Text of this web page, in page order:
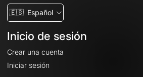
🇪🇸 Español
Inicio de sesión
Crear una cuenta
Iniciar sesión